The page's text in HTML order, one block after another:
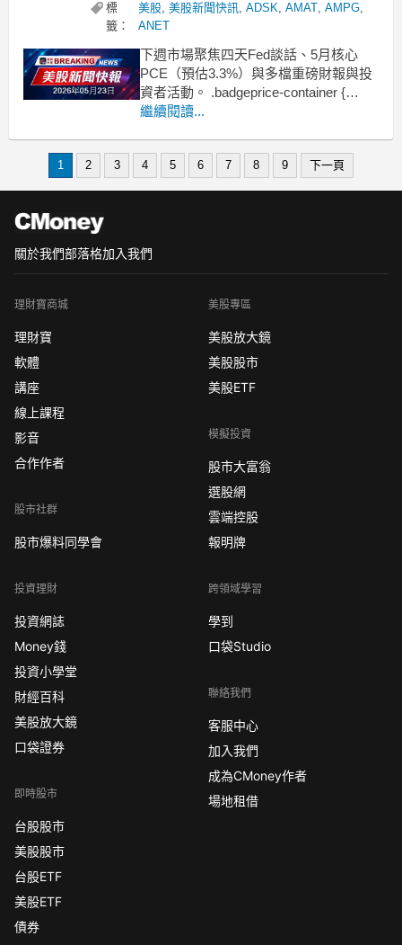
標
籤：
美股,美股新聞快訊,ADSK,AMAT,AMPG,
ANET
下週市場聚焦四天Fed談話、5月核心
PCE（預估3.3%）與多檔重磅財報與投
資者活動。 .badgeprice-container {
display: flex !important;
flex-wr
繼續閱讀...
1 2 3 4 5 6 7 8 9 下一頁
關於我們部落格加入我們
理財寶商城
理財寶
軟體
講座
線上課程
影音
合作作者
股市社群
股市爆料同學會
投資理財
投資網誌
Money錢
投資小學堂
財經百科
美股放大鏡
口袋證券
即時股市
台股股市
美股股市
台股ETF
美股ETF
債券
美股專區
美股放大鏡
美股股市
美股ETF
模擬投資
股市大富翁
選股網
雲端控股
報明牌
跨領域學習
學到
口袋Studio
聯絡我們
客服中心
加入我們
成為CMoney作者
場地租借